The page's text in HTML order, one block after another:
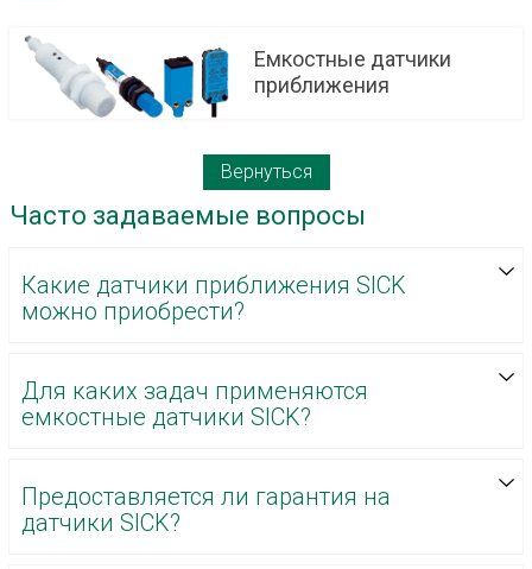
Емкостные датчики
приближения
Вернуться
Часто задаваемые вопросы
Какие датчики приближения SICK
можно приобрести?
Для каких задач применяются
емкостные датчики SICK?
Предоставляется ли гарантия на
датчики SICK?